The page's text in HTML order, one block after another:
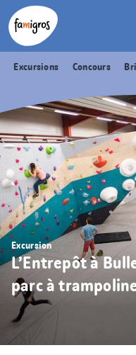
Signets
de
navigation
Header
Logo
Excursions Concours
Excursion
L’Entrepôt à
parc à